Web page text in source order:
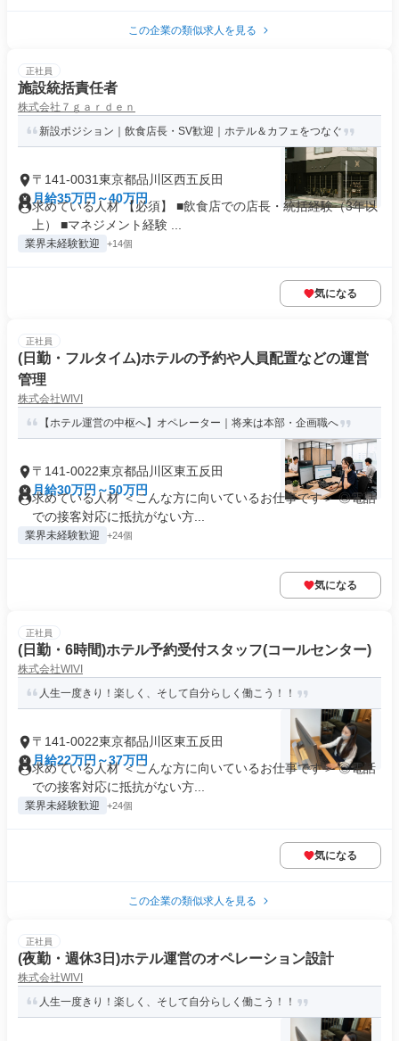
この企業の類似求人を見る
正社員
施設統括責任者
株式会社７ｇａｒｄｅｎ
新設ポジション｜飲食店長・SV歓迎｜ホテル＆カフェをつなぐ
〒141-0031東京都品川区西五反田
月給35万円～40万円
求めている人材 【必須】 ■飲食店での店長・統括経験（3年以
上） ■マネジメント経験 ...
業界未経験歓迎 +14個
気になる
正社員
(日勤・フルタイム)ホテルの予約や人員配置などの運営
管理
株式会社WIVI
【ホテル運営の中枢へ】オペレーター｜将来は本部・企画職へ
〒141-0022東京都品川区東五反田
月給30万円～50万円
求めている人材 ＜こんな方に向いているお仕事です＞ ◎電話
での接客対応に抵抗がない方...
業界未経験歓迎 +24個
気になる
正社員
(日勤・6時間)ホテル予約受付スタッフ(コールセンター)
株式会社WIVI
人生一度きり！楽しく、そして自分らしく働こう！！
〒141-0022東京都品川区東五反田
月給22万円～37万円
求めている人材 ＜こんな方に向いているお仕事です＞ ◎電話
での接客対応に抵抗がない方...
業界未経験歓迎 +24個
気になる
この企業の類似求人を見る
正社員
(夜勤・週休3日)ホテル運営のオペレーション設計
株式会社WIVI
人生一度きり！楽しく、そして自分らしく働こう！！